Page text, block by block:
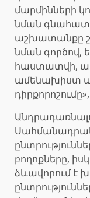
մարմինների
նման
աշխատանքը
նման գործով,
հաստատվի,
ամենախիստ
բողոքները,
ձևավորում է